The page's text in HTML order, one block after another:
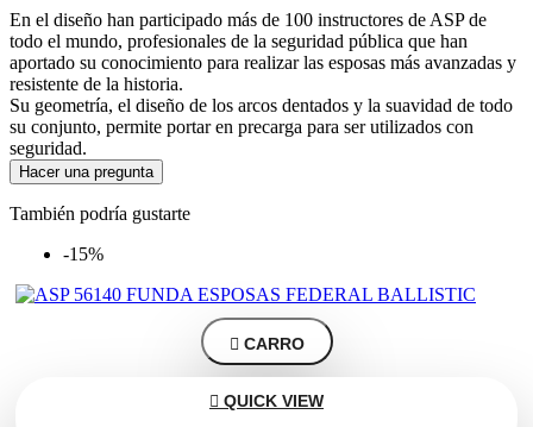
En el diseño han participado más de 100 instructores de ASP de
todo el mundo, profesionales de la seguridad pública que han
aportado su conocimiento para realizar las esposas más avanzadas y
resistente de la historia.
Su geometría, el diseño de los arcos dentados y la suavidad de todo
su conjunto, permite portar en precarga para ser utilizados con
seguridad.
Hacer una pregunta
También podría gustarte
-15%
 CARRO
 QUICK VIEW